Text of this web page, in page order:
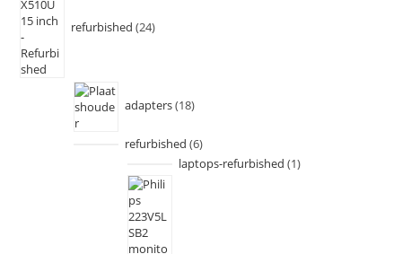
refurbished 24
adapters 18
refurbished 6
laptops-refurbished 1